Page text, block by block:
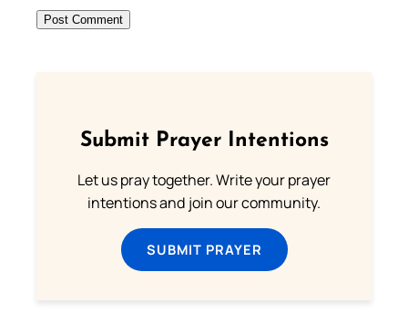
Submit Prayer Intentions
Let us pray together. Write your prayer
intentions and join our community.
SUBMIT PRAYER